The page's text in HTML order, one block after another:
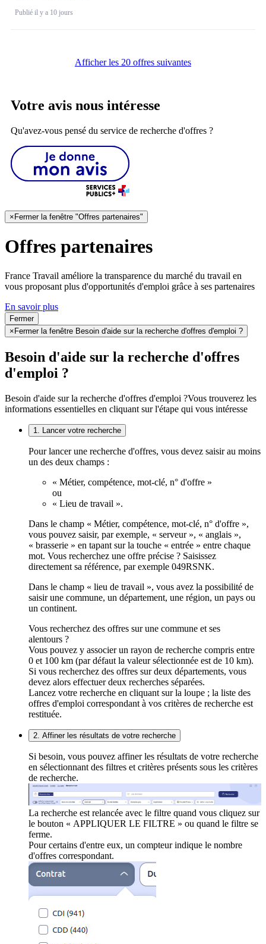
Publié il y a 10 jours
Afficher les 20 offres suivantes
Votre avis nous intéresse
Qu'avez-vous pensé du service de recherche d'offres ?
× Fermer la fenêtre "Offres partenaires"
Offres partenaires
France Travail améliore la transparence du marché du travail en
vous proposant plus d'opportunités d'emploi grâce à ses partenaires
En savoir plus
Fermer
× Fermer la fenêtre Besoin d'aide sur la recherche d'offres d'emploi ?
Besoin d'aide sur la recherche d'offres
d'emploi ?
Besoin d'aide sur la recherche d'offres d'emploi ?Vous trouverez les
informations essentielles en cliquant sur l'étape qui vous intéresse
1. Lancer votre recherche
Pour lancer une recherche d'offres, vous devez saisir au moins
un des deux champs :
« Métier, compétence, mot-clé, n° d'offre »
ou
« Lieu de travail ».
Dans le champ « Métier, compétence, mot-clé, n° d'offre »,
vous pouvez saisir, par exemple, « serveur », « anglais »,
« brasserie » en tapant sur la touche « entrée » entre chaque
mot. Vous recherchez une offre précise ? Saisissez
directement sa référence, par exemple 049RSNK.
Dans le champ « lieu de travail », vous avez la possibilité de
saisir une commune, un département, une région, un pays ou
un continent.
Vous recherchez des offres sur une commune et ses
alentours ?
Vous pouvez y associer un rayon de recherche compris entre
0 et 100 km (par défaut la valeur sélectionnée est de 10 km).
Si vous recherchez des offres sur deux départements, vous
devez alors effectuer deux recherches séparées.
Lancez votre recherche en cliquant sur la loupe ; la liste des
offres d'emploi correspondant à vos critères de recherche est
restituée.
2. Affiner les résultats de votre recherche
Si besoin, vous pouvez affiner les résultats de votre recherche
en sélectionnant des filtres et critères présents sous les critères
de recherche.
La recherche est relancée avec le filtre quand vous cliquez sur
le bouton « APPLIQUER LE FILTRE » ou quand le filtre se
ferme.
Pour certains d'entre eux, un compteur indique le nombre
d'offres correspondant.